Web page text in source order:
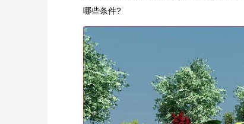
哪些条件?